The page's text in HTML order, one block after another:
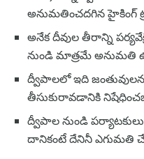
అనుమతించదగిన హైకింగ్
అనేక దీవుల తీరాన్ని
నుండి మాత్రమే అనుమతి
ద్వీపాలలో ఇది
తీసుకురావడానికి
ద్వీపాల నుండి
దానికంటే దేనినీ ఎగుమతి